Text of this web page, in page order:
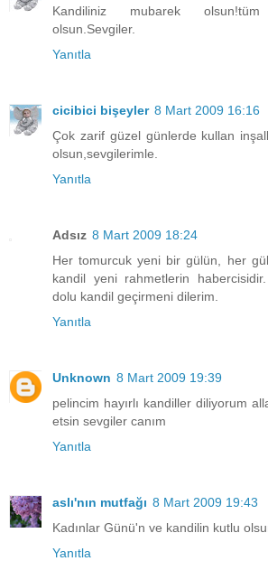
Kandiliniz mubarek
olsun.Sevgiler.
Yanıtla
cicibici bişeyler 8 Mart 2009 16:16
Çok zarif güzel günlerde kullan
olsun,sevgilerimle.
Yanıtla
Adsız 8 Mart 2009 18:24
Her tomurcuk yeni bir gülün, her
kandil yeni rahmetlerin
dolu kandil geçirmeni dilerim.
Yanıtla
Unknown 8 Mart 2009 19:39
pelincim hayırlı kandiller diliyorum
etsin sevgiler canım
Yanıtla
aslı'nın mutfağı 8 Mart 2009 19:43
Kadınlar Günü'n ve kandilin kutlu
Yanıtla